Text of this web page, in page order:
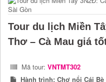
Tour du lịch Miền
Thơ – Cà Mau giá
Mã tour: VNTMT302
Hành trình: Chợ nổi Cái Bè